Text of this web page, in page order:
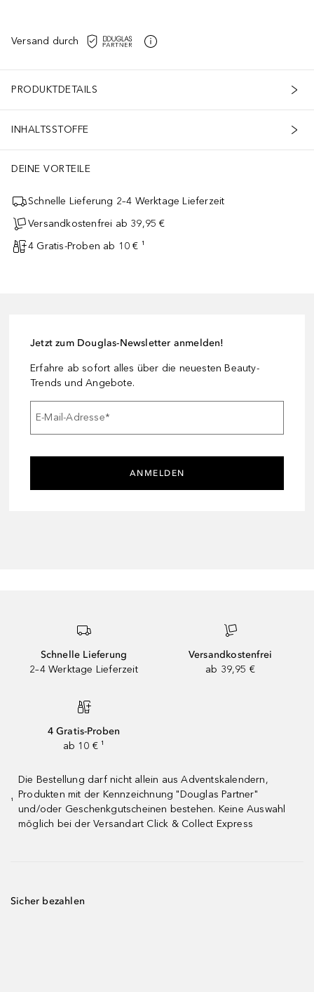
Versand durch
PRODUKTDETAILS
INHALTSSTOFFE
DEINE VORTEILE
Schnelle Lieferung 2–4 Werktage Lieferzeit
Versandkostenfrei ab 39,95 €
4 Gratis-Proben ab 10 € ¹
Jetzt zum Douglas-Newsletter anmelden!
Erfahre ab sofort alles über die neuesten Beauty-
Trends und Angebote.
E-Mail-Adresse*
ANMELDEN
Schnelle Lieferung
2–4 Werktage Lieferzeit
Versandkostenfrei
ab 39,95 €
4 Gratis-Proben
ab 10 € ¹
¹
Die Bestellung darf nicht allein aus Adventskalendern,
Produkten mit der Kennzeichnung "Douglas Partner"
und/oder Geschenkgutscheinen bestehen. Keine Auswahl
möglich bei der Versandart Click & Collect Express
Sicher bezahlen